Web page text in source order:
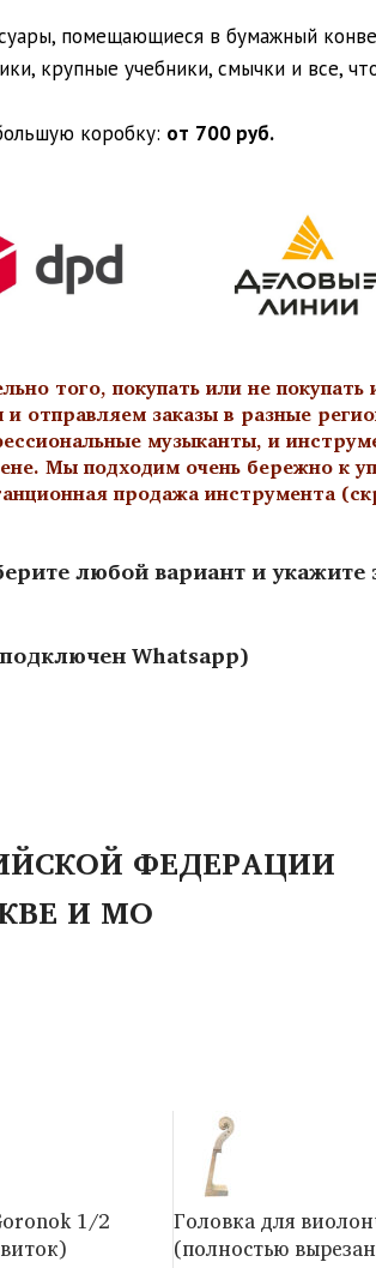
помещающиеся в бумажный
крупные учебники, смычки и все,
коробку: от 700 руб.
того, покупать или не
отправляем заказы в разные
музыканты, и
Мы подходим очень бережно к
продажа инструмента
любой вариант и
Whatsapp)
ФЕДЕРАЦИИ
И МО
1/2
Головка для
(полностью